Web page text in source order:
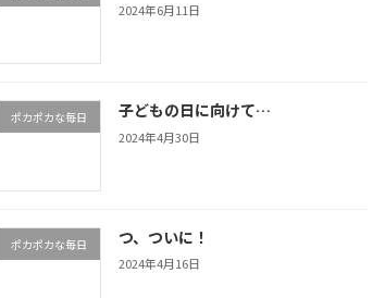
2024年6月11日
ポカポカな毎日 子どもの日に向けて…
2024年4月30日
ポカポカな毎日 つ、ついに！
2024年4月16日